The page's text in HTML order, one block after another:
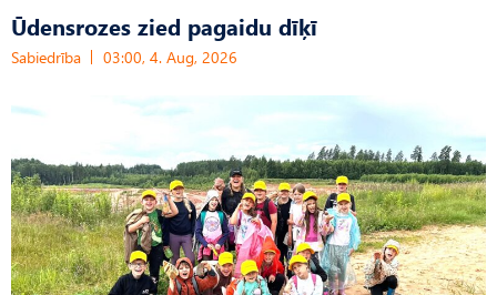
Ūdensrozes zied pagaidu dīķī
Sabiedrība 03:00, 4. Aug, 2026